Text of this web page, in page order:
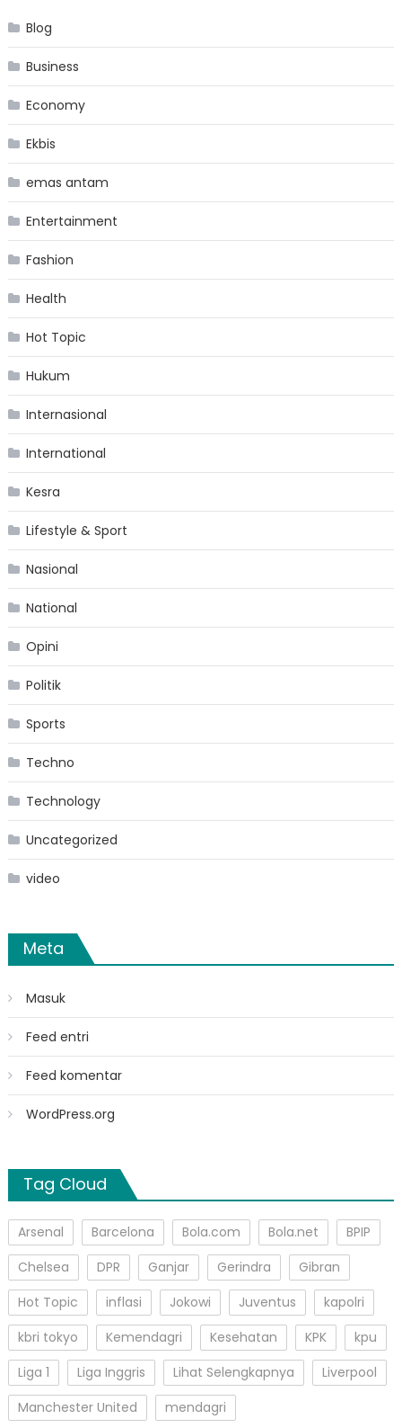
Blog
Business
Economy
Ekbis
emas antam
Entertainment
Fashion
Health
Hot Topic
Hukum
Internasional
International
Kesra
Lifestyle & Sport
Nasional
National
Opini
Politik
Sports
Techno
Technology
Uncategorized
video
Meta
Masuk
Feed entri
Feed komentar
WordPress.org
Tag Cloud
Arsenal Barcelona Bola.com Bola.net
BPIP
Chelsea
DPR Ganjar Gerindra
Gibran
Hot Topic
inflasi Jokowi Juventus
kapolri
kbri tokyo
Kemendagri Kesehatan KPK
kpu
Liga 1
Liga Inggris Lihat Selengkapnya
Liverpool
Manchester United
mendagri